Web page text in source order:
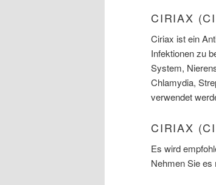
CIRIAX
Ciriax ist ein
Infektionen zu
System,
Chlamydia,
verwendet
CIRIAX
Es wird
Nehmen Sie es